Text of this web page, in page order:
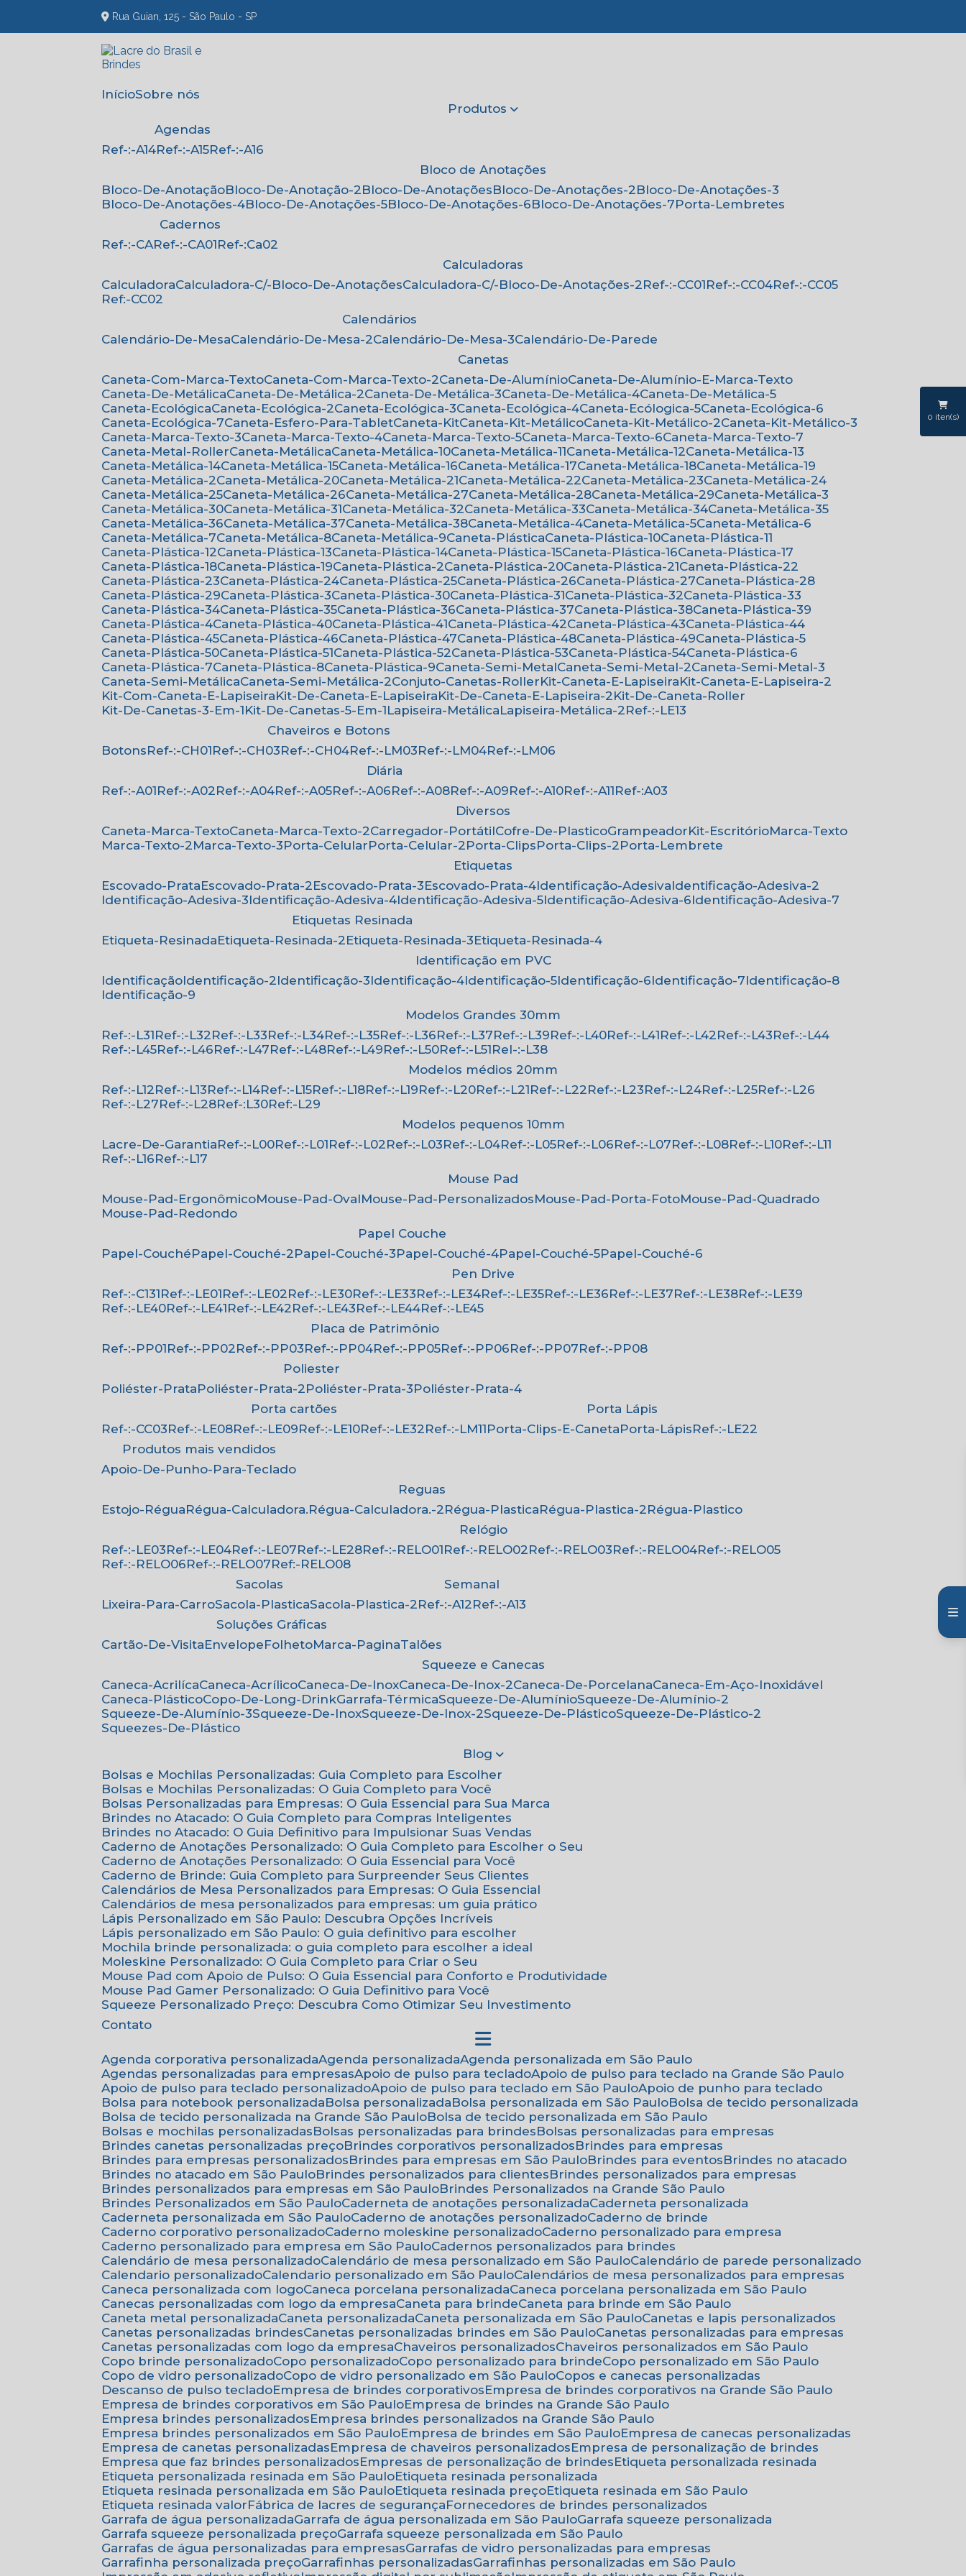
Rua Guian, 125 - São Paulo - SP
Início Sobre nós
Produtos
Agendas
Ref-:-A14
Ref-:-A15
Ref-:-A16
Bloco de Anotações
Bloco-De-Anotação
Bloco-De-Anotação-2 Bloco-De-Anotações Bloco-De-Anotações-2
Bloco-De-Anotações-3
Bloco-De-Anotações-4
Bloco-De-Anotações-5 Bloco-De-Anotações-6 Bloco-De-Anotações-7
Porta-Lembretes
Cadernos
Ref-:-CA
Ref-:-CA01
Ref-:Ca02
Calculadoras
Calculadora
Calculadora-C/-Bloco-De-Anotações Calculadora-C/-Bloco-De-Anotações-2 Ref-:-CC01 Ref-:-CC04
Ref-:-CC05
Ref:-CC02
Calendários
Calendário-De-Mesa
Calendário-De-Mesa-2 Calendário-De-Mesa-3
Calendário-De-Parede
Canetas
Caneta-Com-Marca-Texto
Caneta-Com-Marca-Texto-2 Caneta-De-Alumínio
Caneta-De-Alumínio-E-Marca-Texto
Caneta-De-Metálica
Caneta-De-Metálica-2 Caneta-De-Metálica-3 Caneta-De-Metálica-4
Caneta-De-Metálica-5
Caneta-Ecológica
Caneta-Ecológica-2 Caneta-Ecológica-3 Caneta-Ecológica-4 Caneta-Ecólogica-5
Caneta-Ecológica-6
Caneta-Ecológica-7
Caneta-Esfero-Para-Tablet Caneta-Kit Caneta-Kit-Metálico Caneta-Kit-Metálico-2
Caneta-Kit-Metálico-3
Caneta-Marca-Texto-3
Caneta-Marca-Texto-4 Caneta-Marca-Texto-5 Caneta-Marca-Texto-6
Caneta-Marca-Texto-7
Caneta-Metal-Roller
Caneta-Metálica Caneta-Metálica-10 Caneta-Metálica-11 Caneta-Metálica-12
Caneta-Metálica-13
Caneta-Metálica-14
Caneta-Metálica-15 Caneta-Metálica-16 Caneta-Metálica-17 Caneta-Metálica-18
Caneta-Metálica-19
Caneta-Metálica-2
Caneta-Metálica-20 Caneta-Metálica-21 Caneta-Metálica-22 Caneta-Metálica-23
Caneta-Metálica-24
Caneta-Metálica-25
Caneta-Metálica-26 Caneta-Metálica-27 Caneta-Metálica-28 Caneta-Metálica-29
Caneta-Metálica-3
Caneta-Metálica-30
Caneta-Metálica-31 Caneta-Metálica-32 Caneta-Metálica-33 Caneta-Metálica-34
Caneta-Metálica-35
Caneta-Metálica-36
Caneta-Metálica-37 Caneta-Metálica-38 Caneta-Metálica-4 Caneta-Metálica-5
Caneta-Metálica-6
Caneta-Metálica-7
Caneta-Metálica-8 Caneta-Metálica-9 Caneta-Plástica Caneta-Plástica-10
Caneta-Plástica-11
Caneta-Plástica-12
Caneta-Plástica-13 Caneta-Plástica-14 Caneta-Plástica-15 Caneta-Plástica-16
Caneta-Plástica-17
Caneta-Plástica-18
Caneta-Plástica-19 Caneta-Plástica-2 Caneta-Plástica-20 Caneta-Plástica-21
Caneta-Plástica-22
Caneta-Plástica-23
Caneta-Plástica-24 Caneta-Plástica-25 Caneta-Plástica-26 Caneta-Plástica-27
Caneta-Plástica-28
Caneta-Plástica-29
Caneta-Plástica-3 Caneta-Plástica-30 Caneta-Plástica-31 Caneta-Plástica-32
Caneta-Plástica-33
Caneta-Plástica-34
Caneta-Plástica-35 Caneta-Plástica-36 Caneta-Plástica-37 Caneta-Plástica-38
Caneta-Plástica-39
Caneta-Plástica-4
Caneta-Plástica-40 Caneta-Plástica-41 Caneta-Plástica-42 Caneta-Plástica-43
Caneta-Plástica-44
Caneta-Plástica-45
Caneta-Plástica-46 Caneta-Plástica-47 Caneta-Plástica-48 Caneta-Plástica-49
Caneta-Plástica-5
Caneta-Plástica-50
Caneta-Plástica-51 Caneta-Plástica-52 Caneta-Plástica-53 Caneta-Plástica-54
Caneta-Plástica-6
Caneta-Plástica-7
Caneta-Plástica-8 Caneta-Plástica-9 Caneta-Semi-Metal Caneta-Semi-Metal-2
Caneta-Semi-Metal-3
Caneta-Semi-Metálica
Caneta-Semi-Metálica-2 Conjuto-Canetas-Roller Kit-Caneta-E-Lapiseira
Kit-Caneta-E-Lapiseira-2
Kit-Com-Caneta-E-Lapiseira
Kit-De-Caneta-E-Lapiseira Kit-De-Caneta-E-Lapiseira-2
Kit-De-Caneta-Roller
Kit-De-Canetas-3-Em-1
Kit-De-Canetas-5-Em-1 Lapiseira-Metálica Lapiseira-Metálica-2
Ref-:-LE13
Chaveiros e Botons
Botons
Ref-:-CH01 Ref-:-CH03 Ref-:-CH04 Ref-:-LM03 Ref-:-LM04
Ref-:-LM06
Diária
Ref-:-A01
Ref-:-A02 Ref-:-A04 Ref-:-A05 Ref-:-A06 Ref-:-A08 Ref-:-A09 Ref-:-A10 Ref-:-A11
Ref-:A03
Diversos
Caneta-Marca-Texto
Caneta-Marca-Texto-2 Carregador-Portátil Cofre-De-Plastico Grampeador Kit-Escritório
Marca-Texto
Marca-Texto-2
Marca-Texto-3 Porta-Celular Porta-Celular-2 Porta-Clips Porta-Clips-2
Porta-Lembrete
Etiquetas
Escovado-Prata
Escovado-Prata-2 Escovado-Prata-3 Escovado-Prata-4 Identificação-Adesiva Identificação-Adesiva-2
Identificação-Adesiva-3 Identificação-Adesiva-4 Identificação-Adesiva-5 Identificação-Adesiva-6 Identificação-Adesiva-7
Etiquetas Resinada
Etiqueta-Resinada
Etiqueta-Resinada-2 Etiqueta-Resinada-3
Etiqueta-Resinada-4
Identificação em PVC
Identificação Identificação-2 Identificação-3 Identificação-4 Identificação-5 Identificação-6 Identificação-7 Identificação-8
Identificação-9
Modelos Grandes 30mm
Ref-:-L31
Ref-:-L32 Ref-:-L33 Ref-:-L34 Ref-:-L35 Ref-:-L36 Ref-:-L37 Ref-:-L39 Ref-:-L40 Ref-:-L41 Ref-:-L42 Ref-:-L43
Ref-:-L44
Ref-:-L45
Ref-:-L46 Ref-:-L47 Ref-:-L48 Ref-:-L49 Ref-:-L50 Ref-:-L51
Rel-:-L38
Modelos médios 20mm
Ref-:-L12
Ref-:-L13 Ref-:-L14 Ref-:-L15 Ref-:-L18 Ref-:-L19 Ref-:-L20 Ref-:-L21 Ref-:-L22 Ref-:-L23 Ref-:-L24 Ref-:-L25
Ref-:-L26
Ref-:-L27
Ref-:-L28 Ref-:L30
Ref:-L29
Modelos pequenos 10mm
Lacre-De-Garantia
Ref-:-L00 Ref-:-L01 Ref-:-L02 Ref-:-L03 Ref-:-L04 Ref-:-L05 Ref-:-L06 Ref-:-L07 Ref-:-L08 Ref-:-L10
Ref-:-L11
Ref-:-L16
Ref-:-L17
Mouse Pad
Mouse-Pad-Ergonômico
Mouse-Pad-Oval Mouse-Pad-Personalizados Mouse-Pad-Porta-Foto
Mouse-Pad-Quadrado
Mouse-Pad-Redondo
Papel Couche
Papel-Couché
Papel-Couché-2 Papel-Couché-3 Papel-Couché-4 Papel-Couché-5
Papel-Couché-6
Pen Drive
Ref-:-C131
Ref-:-LE01 Ref-:-LE02 Ref-:-LE30 Ref-:-LE33 Ref-:-LE34 Ref-:-LE35 Ref-:-LE36 Ref-:-LE37 Ref-:-LE38
Ref-:-LE39
Ref-:-LE40
Ref-:-LE41 Ref-:-LE42 Ref-:-LE43 Ref-:-LE44
Ref-:-LE45
Placa de Patrimônio
Ref-:-PP01
Ref-:-PP02 Ref-:-PP03 Ref-:-PP04 Ref-:-PP05 Ref-:-PP06 Ref-:-PP07
Ref-:-PP08
Poliester
Poliéster-Prata
Poliéster-Prata-2 Poliéster-Prata-3
Poliéster-Prata-4
Porta cartões
Ref-:-CC03
Ref-:-LE08 Ref-:-LE09 Ref-:-LE10 Ref-:-LE32 Ref-:-LM11
Porta Lápis
Porta-Clips-E-Caneta
Porta-Lápis
Ref-:-LE22
Produtos mais vendidos
Apoio-De-Punho-Para-Teclado
Reguas
Estojo-Régua
Régua-Calculadora. Régua-Calculadora.-2 Régua-Plastica Régua-Plastica-2
Régua-Plastico
Relógio
Ref-:-LE03
Ref-:-LE04 Ref-:-LE07 Ref-:-LE28 Ref-:-RELO01 Ref-:-RELO02 Ref-:-RELO03 Ref-:-RELO04
Ref-:-RELO05
Ref-:-RELO06
Ref-:-RELO07
Ref:-RELO08
Sacolas
Lixeira-Para-Carro Sacola-Plastica Sacola-Plastica-2
Semanal
Ref-:-A12
Ref-:-A13
Soluções Gráficas
Cartão-De-Visita
Envelope Folheto Marca-Pagina
Talões
Squeeze e Canecas
Caneca-Acrilíca
Caneca-Acrílico Caneca-De-Inox Caneca-De-Inox-2 Caneca-De-Porcelana
Caneca-Em-Aço-Inoxidável
Caneca-Plástico
Copo-De-Long-Drink Garrafa-Térmica Squeeze-De-Alumínio Squeeze-De-Alumínio-2
Squeeze-De-Alumínio-3
Squeeze-De-Inox Squeeze-De-Inox-2 Squeeze-De-Plástico Squeeze-De-Plástico-2
Squeezes-De-Plástico
Blog
Bolsas e Mochilas Personalizadas: Guia Completo para Escolher
Bolsas e Mochilas Personalizadas: O Guia Completo para Você
Bolsas Personalizadas para Empresas: O Guia Essencial para Sua Marca
Brindes no Atacado: O Guia Completo para Compras Inteligentes
Brindes no Atacado: O Guia Definitivo para Impulsionar Suas Vendas
Caderno de Anotações Personalizado: O Guia Completo para Escolher o Seu
Caderno de Anotações Personalizado: O Guia Essencial para Você
Caderno de Brinde: Guia Completo para Surpreender Seus Clientes
Calendários de Mesa Personalizados para Empresas: O Guia Essencial
Calendários de mesa personalizados para empresas: um guia prático
Lápis Personalizado em São Paulo: Descubra Opções Incríveis
Lápis personalizado em São Paulo: O guia definitivo para escolher
Mochila brinde personalizada: o guia completo para escolher a ideal
Moleskine Personalizado: O Guia Completo para Criar o Seu
Mouse Pad com Apoio de Pulso: O Guia Essencial para Conforto e Produtividade
Mouse Pad Gamer Personalizado: O Guia Definitivo para Você
Squeeze Personalizado Preço: Descubra Como Otimizar Seu Investimento
Contato
Agenda corporativa personalizada Agenda personalizada Agenda personalizada em São Paulo
Agendas personalizadas para empresas Apoio de pulso para teclado Apoio de pulso para teclado na Grande São Paulo
Apoio de pulso para teclado personalizado Apoio de pulso para teclado em São Paulo Apoio de punho para teclado
Bolsa para notebook personalizada
Bolsa personalizada Bolsa personalizada em São Paulo
Bolsa de tecido personalizada
Bolsa de tecido personalizada na Grande São Paulo
Bolsa de tecido personalizada em São Paulo
Bolsas e mochilas personalizadas
Bolsas personalizadas para brindes
Bolsas personalizadas para empresas
Brindes canetas personalizadas preço
Brindes corporativos personalizados
Brindes para empresas
Brindes para empresas personalizados
Brindes para empresas em São Paulo Brindes para eventos
Brindes no atacado
Brindes no atacado em São Paulo
Brindes personalizados para clientes
Brindes personalizados para empresas
Brindes personalizados para empresas em São Paulo
Brindes Personalizados na Grande São Paulo
Brindes Personalizados em São Paulo
Caderneta de anotações personalizada
Caderneta personalizada
Caderneta personalizada em São Paulo
Caderno de anotações personalizado
Caderno de brinde
Caderno corporativo personalizado
Caderno moleskine personalizado
Caderno personalizado para empresa
Caderno personalizado para empresa em São Paulo
Cadernos personalizados para brindes
Calendário de mesa personalizado
Calendário de mesa personalizado em São Paulo
Calendário de parede personalizado
Calendario personalizado
Calendario personalizado em São Paulo
Calendários de mesa personalizados para empresas
Caneca personalizada com logo
Caneca porcelana personalizada
Caneca porcelana personalizada em São Paulo
Canecas personalizadas com logo da empresa
Caneta para brinde
Caneta para brinde em São Paulo
Caneta metal personalizada
Caneta personalizada Caneta personalizada em São Paulo
Canetas e lapis personalizados
Canetas personalizadas brindes
Canetas personalizadas brindes em São Paulo
Canetas personalizadas para empresas
Canetas personalizadas com logo da empresa
Chaveiros personalizados
Chaveiros personalizados em São Paulo
Copo brinde personalizado
Copo personalizado Copo personalizado para brinde
Copo personalizado em São Paulo
Copo de vidro personalizado
Copo de vidro personalizado em São Paulo
Copos e canecas personalizadas
Descanso de pulso teclado
Empresa de brindes corporativos
Empresa de brindes corporativos na Grande São Paulo
Empresa de brindes corporativos em São Paulo
Empresa de brindes na Grande São Paulo
Empresa brindes personalizados
Empresa brindes personalizados na Grande São Paulo
Empresa brindes personalizados em São Paulo
Empresa de brindes em São Paulo
Empresa de canecas personalizadas
Empresa de canetas personalizadas
Empresa de chaveiros personalizados
Empresa de personalização de brindes
Empresa que faz brindes personalizados
Empresas de personalização de brindes
Etiqueta personalizada resinada
Etiqueta personalizada resinada em São Paulo Etiqueta resinada personalizada
Etiqueta resinada personalizada em São Paulo Etiqueta resinada preço Etiqueta resinada em São Paulo
Etiqueta resinada valor
Fábrica de lacres de segurança
Fornecedores de brindes personalizados
Garrafa de água personalizada
Garrafa de água personalizada em São Paulo
Garrafa squeeze personalizada
Garrafa squeeze personalizada preço
Garrafa squeeze personalizada em São Paulo
Garrafas de água personalizadas para empresas
Garrafas de vidro personalizadas para empresas
Garrafinha personalizada preço
Garrafinhas personalizadas
Garrafinhas personalizadas em São Paulo
0 iten(s)